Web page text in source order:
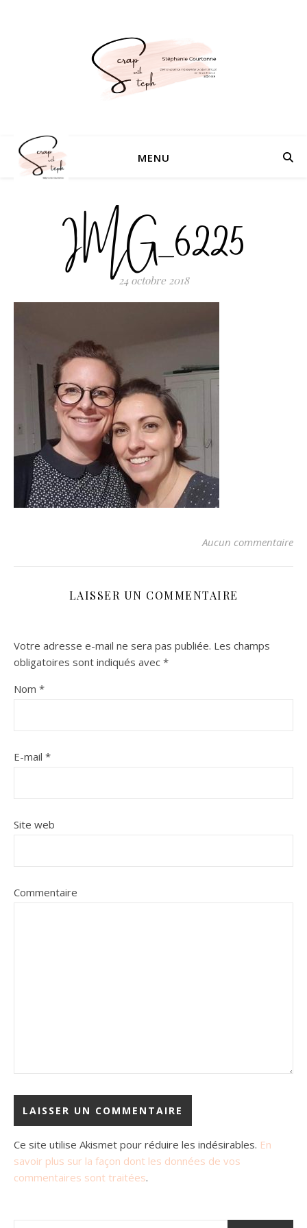
MENU
IMG_6225
24 octobre 2018
Aucun commentaire
LAISSER UN COMMENTAIRE
Votre adresse e-mail ne sera pas publiée. Les champs
obligatoires sont indiqués avec *
Nom *
E-mail *
Site web
Commentaire
Ce site utilise Akismet pour réduire les indésirables. En
savoir plus sur la façon dont les données de vos
commentaires sont traitées.